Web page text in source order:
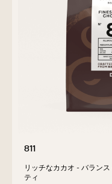
811
リッチなカカオ - バラン
ティ